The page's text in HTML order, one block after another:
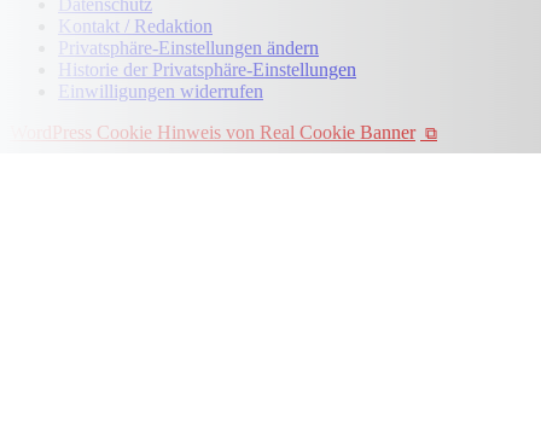
Datenschutz
Kontakt / Redaktion
Privatsphäre-Einstellungen ändern
Historie der Privatsphäre-Einstellungen
Einwilligungen widerrufen
WordPress Cookie Hinweis von Real Cookie Banner